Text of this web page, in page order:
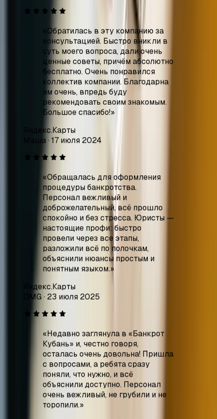
ценные советы, причём абсолютно
бесплатно. Очень понравился
коллектив компании. Благодарна
им очень, впредь буду
рекомендовать своим знакомым.
Большое спасибо!»
Яндекс.Карты
Маша·17 июля 2024
процедуры банкротства.
Персонал вежливый и
доброжелательный, всё прошло
спокойно и без стресса. Юристы —
настоящие профи: быстро
провели через все этапы,
разложили всё по полочкам,
объяснили нюансы простым и
понятным языком.»
Яндекс.Карты
·23 июля 2025
Кубань» и, честно говоря,
осталась очень довольна! Пришла
с вопросами, а ребята сразу
поняли, что нужно, и всё
объяснили доступно. Персонал
очень вежливый, не грубили и не
торопили.»
Яндекс.Карты
Хадишат Каримова·3 июля 2025